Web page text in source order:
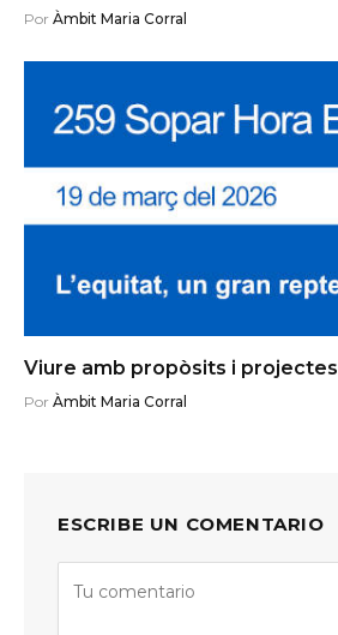
Por Àmbit Maria Corral
Viure amb propòsits i projectes
Por Àmbit Maria Corral
ESCRIBE UN COMENTARIO